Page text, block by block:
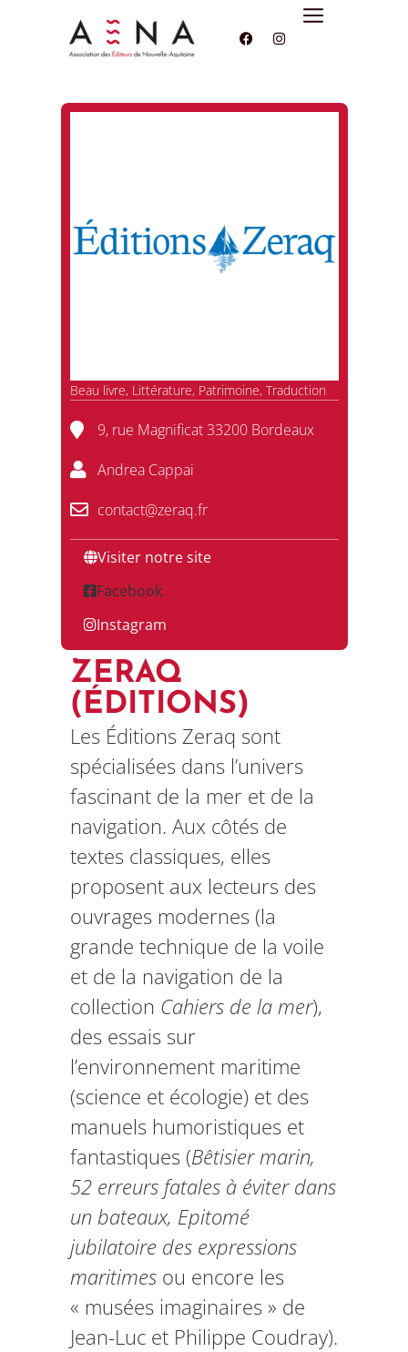
Beau livre, Littérature, Patrimoine, Traduction
9, rue Magnificat 33200 Bordeaux
Andrea Cappai
contact@zeraq.fr
Visiter notre site
Facebook
Instagram
ZERAQ
(ÉDITIONS)
Les Éditions Zeraq sont
spécialisées dans l’univers
fascinant de la mer et de la
navigation. Aux côtés de
textes classiques, elles
proposent aux lecteurs des
ouvrages modernes (la
grande technique de la voile
et de la navigation de la
collection Cahiers de la mer),
des essais sur
l’environnement maritime
(science et écologie) et des
manuels humoristiques et
fantastiques (Bêtisier marin,
52 erreurs fatales à éviter dans
un bateaux, Epitomé
jubilatoire des expressions
maritimes ou encore les
« musées imaginaires » de
Jean-Luc et Philippe Coudray).